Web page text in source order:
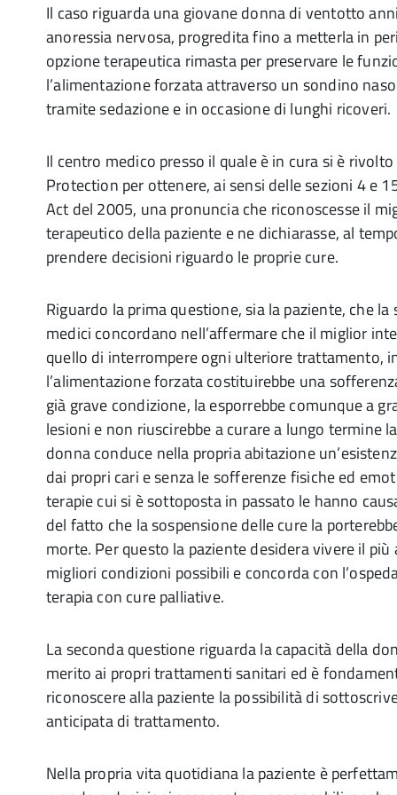
Il caso riguarda una giovane donna di ventotto
anoressia nervosa, progredita fino a metterla in
opzione terapeutica rimasta per preservare le
l’alimentazione forzata attraverso un sondino
tramite sedazione e in occasione di lunghi ricoveri.
Il centro medico presso il quale è in cura si è
Protection per ottenere, ai sensi delle sezioni 4 e
Act del 2005, una pronuncia che riconoscesse il
terapeutico della paziente e ne dichiarasse, al
prendere decisioni riguardo le proprie cure.
Riguardo la prima questione, sia la paziente, che
medici concordano nell’affermare che il miglior
quello di interrompere ogni ulteriore trattamento,
l’alimentazione forzata costituirebbe una
già grave condizione, la esporrebbe comunque a
lesioni e non riuscirebbe a curare a lungo termine
donna conduce nella propria abitazione
dai propri cari e senza le sofferenze fisiche ed
terapie cui si è sottoposta in passato le hanno
del fatto che la sospensione delle cure la
morte. Per questo la paziente desidera vivere il più
migliori condizioni possibili e concorda con
terapia con cure palliative.
La seconda questione riguarda la capacità della
merito ai propri trattamenti sanitari ed è
riconoscere alla paziente la possibilità di
anticipata di trattamento.
Nella propria vita quotidiana la paziente è